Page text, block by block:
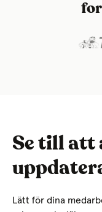
Se till att
Lätt för dina